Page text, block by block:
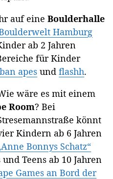
auf eineBoulderhalle
Hamburg
ab 2 Jahren
für Kinder
apes undflashh.
wäre es mit einem
Room? Bei
könnt
Kindern ab 6 Jahren
Bonnys Schatz“
Teens ab 10 Jahren
Games an Bord der